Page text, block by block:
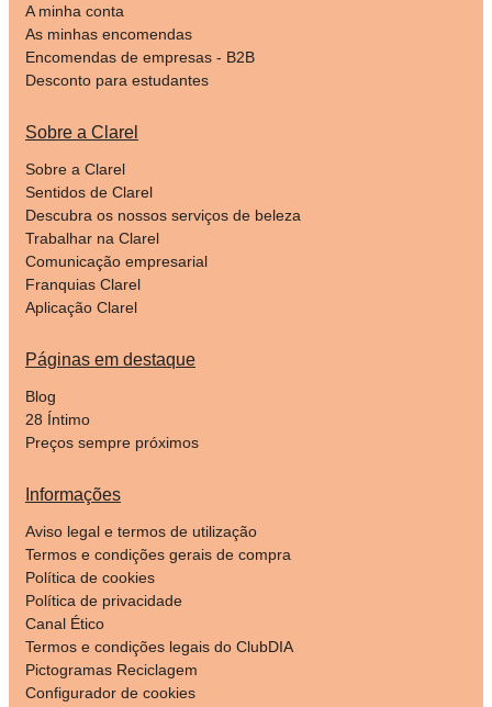
A minha conta
As minhas encomendas
Encomendas de empresas - B2B
Desconto para estudantes
Sobre a Clarel
Sobre a Clarel
Sentidos de Clarel
Descubra os nossos serviços de beleza
Trabalhar na Clarel
Comunicação empresarial
Franquias Clarel
Aplicação Clarel
Páginas em destaque
Blog
28 Íntimo
Preços sempre próximos
Informações
Aviso legal e termos de utilização
Termos e condições gerais de compra
Política de cookies
Política de privacidade
Canal Ético
Termos e condições legais do ClubDIA
Pictogramas Reciclagem
Configurador de cookies